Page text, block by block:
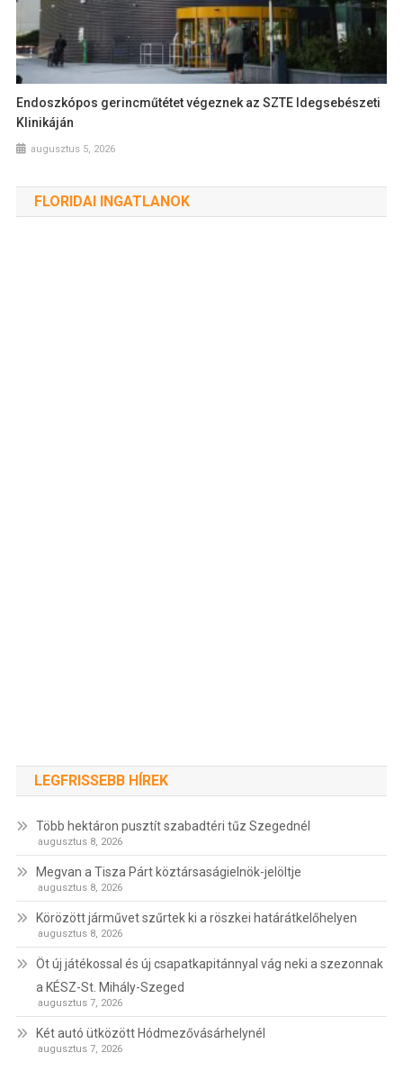
Endoszkópos gerincműtétet végeznek az SZTE Idegsebészeti
Klinikáján
augusztus 5, 2026
FLORIDAI INGATLANOK
LEGFRISSEBB HÍREK
Több hektáron pusztít szabadtéri tűz Szegednél
augusztus 8, 2026
Megvan a Tisza Párt köztársaságielnök-jelöltje
augusztus 8, 2026
Körözött járművet szűrtek ki a röszkei határátkelőhelyen
augusztus 8, 2026
Öt új játékossal és új csapatkapitánnyal vág neki a szezonnak
a KÉSZ-St. Mihály-Szeged
augusztus 7, 2026
Két autó ütközött Hódmezővásárhelynél
augusztus 7, 2026